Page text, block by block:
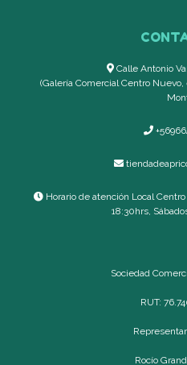
Calle Antonio
(Galería Comercial Centro
Horario de atención Local
18:30hrs,
Sociedad
RUT:
Rocío